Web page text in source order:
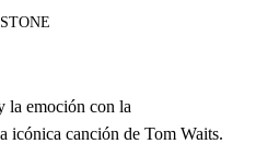
la emoción con la
icónica canción de Tom Waits.